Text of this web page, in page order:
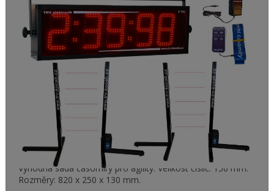
ČASOMÍRA AGILITY - BEZDRÁTOVÁ
SADA 150
Výhodná sada časomíry pro agility. Velikost číslic: 150 mm.
Rozměry: 820 x 250 x 130 mm.